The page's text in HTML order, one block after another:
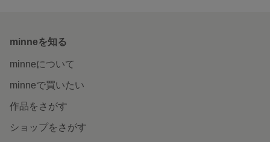
minneを知る
minneについて
minneで買いたい
作品をさがす
ショップをさがす